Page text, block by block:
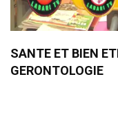
SANTE ET BIEN
GERONTOLOGIE